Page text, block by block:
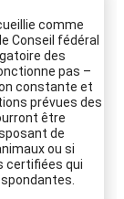
comme
Conseil fédéral
des
pas –
constante et
prévues des
être
de
ou si
certifiées qui